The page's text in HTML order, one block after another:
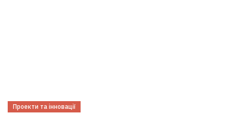
Проекти та інновації